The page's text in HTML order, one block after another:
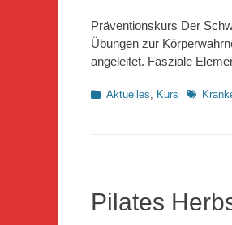
Präventionskurs Der
Übungen zur
angeleitet. Fasziale
Kategorien
Aktuelles, Kurs
Pilates